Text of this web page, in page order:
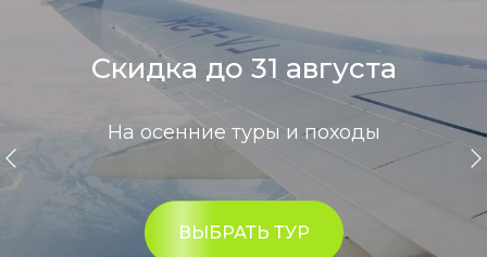
Скидка до 31 августа
На осенние туры и походы
ВЫБРАТЬ ТУР